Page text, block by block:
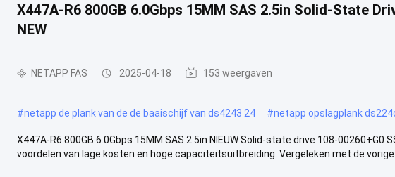
X447A-R6 800GB 6.0Gbps 15MM SAS 2.5in Solid-State
NEW
NETAPP FAS 2025-04-18 153 weergaven
#netapp de plank van de de baaischijf van ds4243 24 #netapp opslagplank
X447A-R6 800GB 6.0Gbps 15MM SAS 2.5in NIEUW Solid-state drive 108-00260+G0
voordelen van lage kosten en hoge capaciteitsuitbreiding. Vergeleken met de vorige